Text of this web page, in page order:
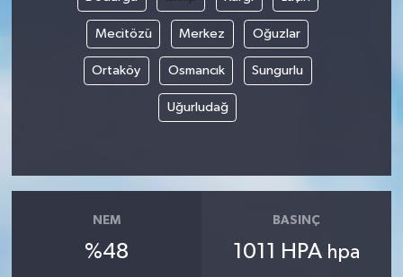
Mecitözü Merkez Oğuzlar
Ortaköy Osmancık Sungurlu
Uğurludağ
NEM
%48
BASINÇ
1011 HPA hpa